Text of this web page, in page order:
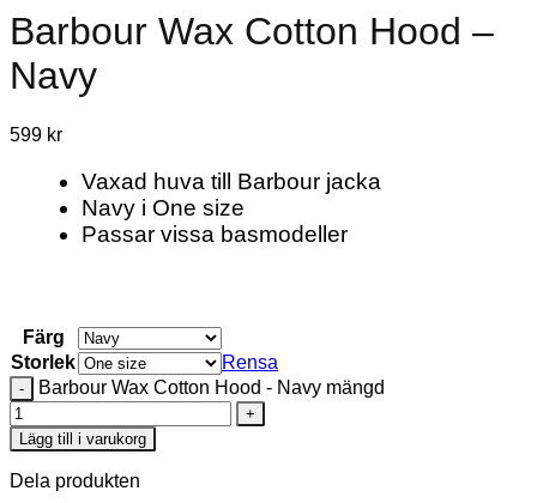
Barbour Wax Cotton Hood –
Navy
599 kr
Vaxad huva till Barbour jacka
Navy i One size
Passar vissa basmodeller
Färg
Storlek
Rensa
Barbour Wax Cotton Hood - Navy mängd
Lägg till i varukorg
Dela produkten